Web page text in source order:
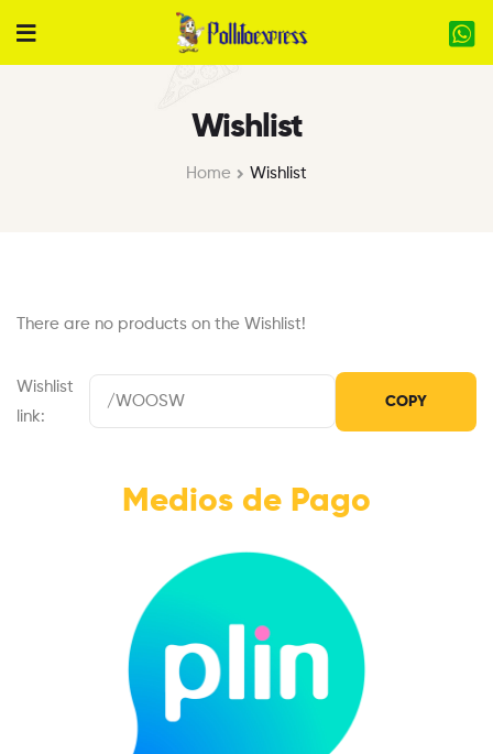
Wishlist
Home Wishlist
There are no products on the Wishlist!
Wishlist
link:
Medios de Pago